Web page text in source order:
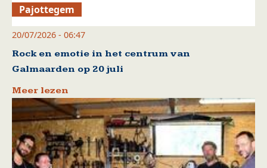
Pajottegem
20/07/2026 - 06:47
Rock en emotie in het centrum van
Galmaarden op 20 juli
Meer lezen